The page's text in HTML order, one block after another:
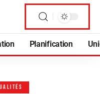
Planification